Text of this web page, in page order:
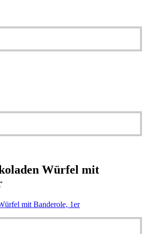
Würfel mit
mit Banderole, 1er